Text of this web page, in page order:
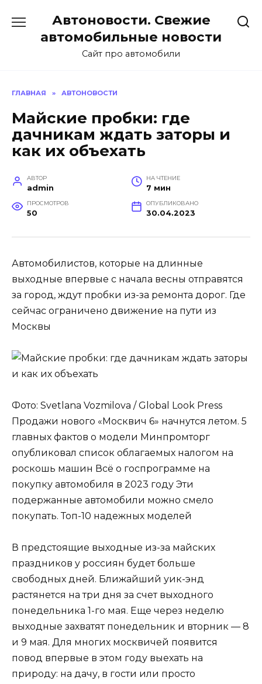
содержанию
Автоновости. Свежие
автомобильные новости
Сайт про автомобили
ГЛАВНАЯ » АВТОНОВОСТИ
Майские пробки: где
дачникам ждать заторы и
как их объехать
АВТОР
admin
НА ЧТЕНИЕ
7 мин
ПРОСМОТРОВ
50
ОПУБЛИКОВАНО
30.04.2023
Автомобилистов, которые на длинные
выходные впервые с начала весны отправятся
за город, ждут пробки из-за ремонта дорог. Где
сейчас ограничено движение на пути из
Москвы
Фото: Svetlana Vozmilova / Global Look Press
Продажи нового «Москвич 6» начнутся летом. 5
главных фактов о модели Минпромторг
опубликовал список облагаемых налогом на
роскошь машин Всё о госпрограмме на
покупку автомобиля в 2023 году Эти
подержанные автомобили можно смело
покупать. Топ-10 надежных моделей
В предстоящие выходные из-за майских
праздников у россиян будет больше
свободных дней. Ближайший уик-энд
растянется на три дня за счет выходного
понедельника 1-го мая. Еще через неделю
выходные захватят понедельник и вторник — 8
и 9 мая. Для многих москвичей появится
повод впервые в этом году выехать на
природу: на дачу, в гости или просто